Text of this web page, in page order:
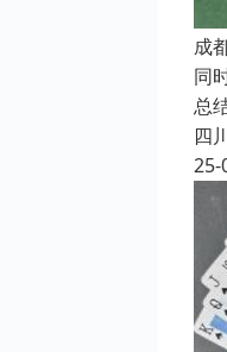
成
同
总
四
25-